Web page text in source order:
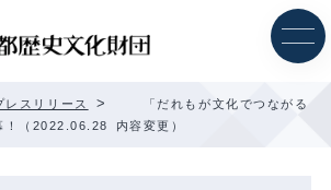
レスリリース >
「だれもが文化でつながる
！（2022.06.28 内容変更）